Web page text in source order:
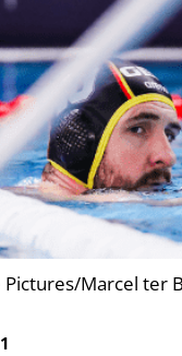
Marcel ter
Hinweisstelle
sicheren